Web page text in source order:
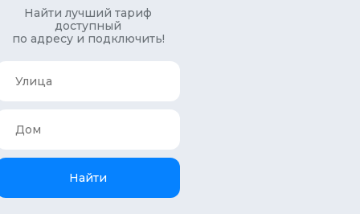
Найти лучший тариф
доступный
по адресу и подключить!
Найти